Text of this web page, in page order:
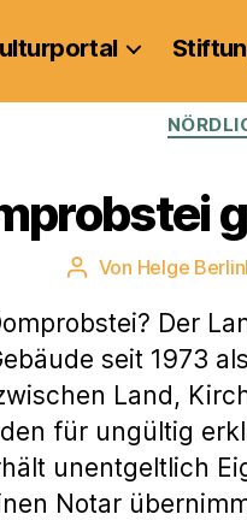
Beitragsautor
Von Helge
Der
seit 1973
Land,
für ungültig
unentgeltlich
Notar